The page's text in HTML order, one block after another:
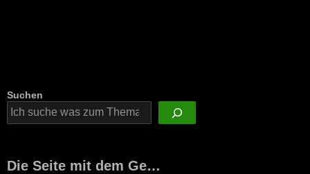
Suchen
Die Seite mit dem Ge…